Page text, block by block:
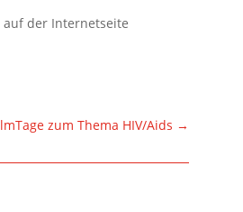
der Internetseite
zum Thema HIV/Aids →